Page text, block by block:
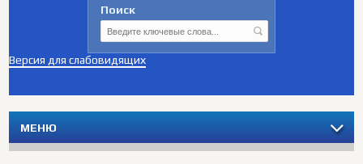
Поиск
Версия для слабовидящих
МЕНЮ